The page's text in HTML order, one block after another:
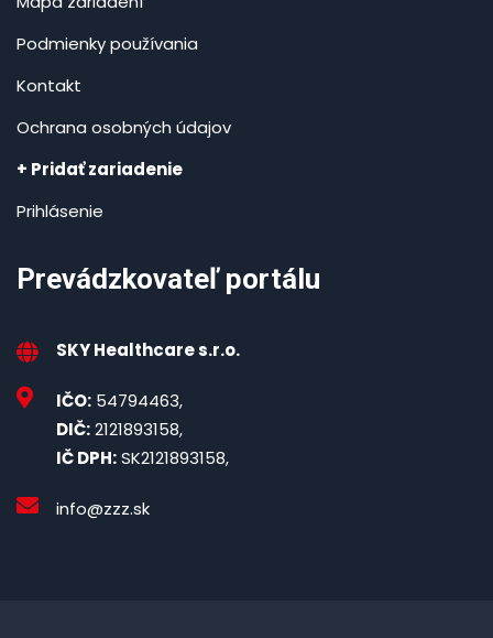
Podmienky používania
Kontakt
Ochrana osobných údajov
+ Pridať zariadenie
Prihlásenie
Prevádzkovateľ portálu
SKY Healthcare s.r.o.
IČO: 54794463,
DIČ:2121893158,
IČ DPH:SK2121893158,
info@zzz.sk